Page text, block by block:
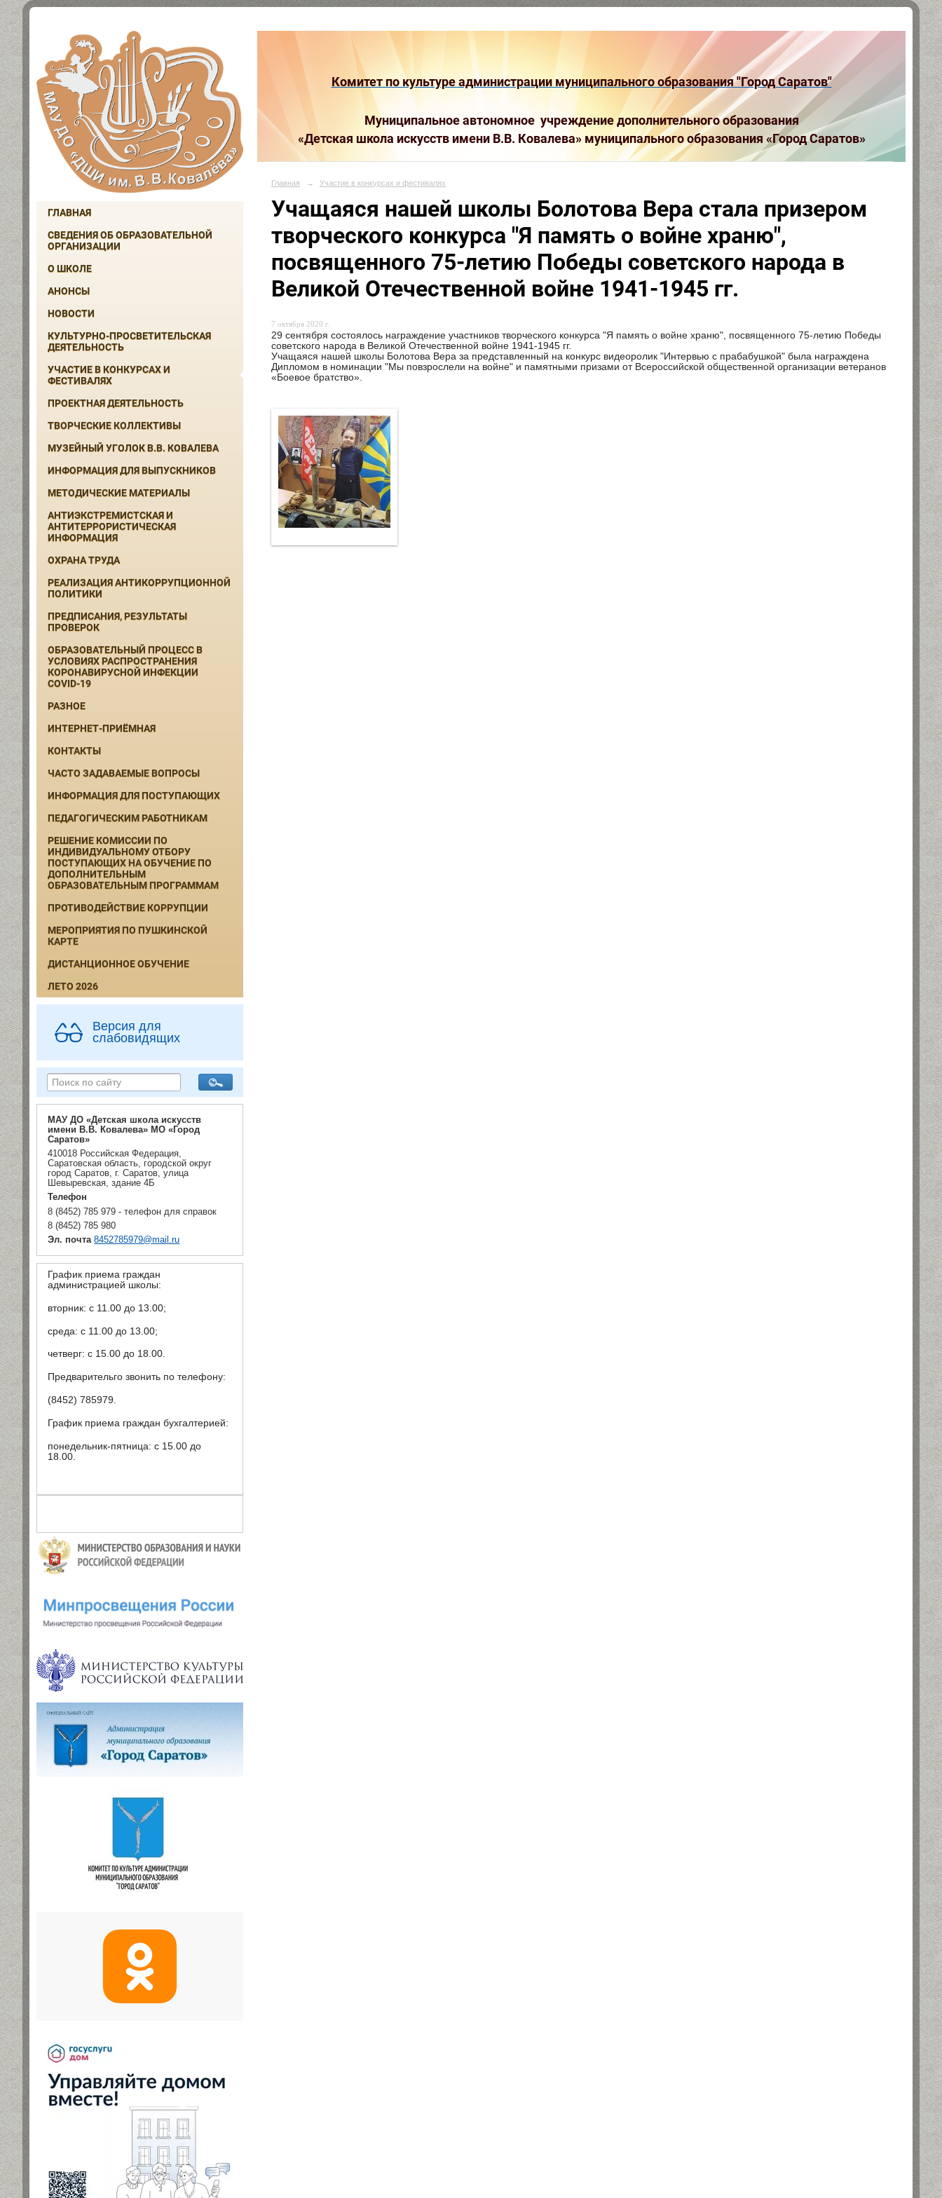
ГЛАВНАЯ
СВЕДЕНИЯ ОБ ОБРАЗОВАТЕЛЬНОЙ
ОРГАНИЗАЦИИ
О ШКОЛЕ
АНОНСЫ
НОВОСТИ
КУЛЬТУРНО-ПРОСВЕТИТЕЛЬСКАЯ
ДЕЯТЕЛЬНОСТЬ
УЧАСТИЕ В КОНКУРСАХ И
ФЕСТИВАЛЯХ
ПРОЕКТНАЯ ДЕЯТЕЛЬНОСТЬ
ТВОРЧЕСКИЕ КОЛЛЕКТИВЫ
МУЗЕЙНЫЙ УГОЛОК В.В. КОВАЛЕВА
ИНФОРМАЦИЯ ДЛЯ ВЫПУСКНИКОВ
МЕТОДИЧЕСКИЕ МАТЕРИАЛЫ
АНТИЭКСТРЕМИСТСКАЯ И
АНТИТЕРРОРИСТИЧЕСКАЯ
ИНФОРМАЦИЯ
ОХРАНА ТРУДА
РЕАЛИЗАЦИЯ АНТИКОРРУПЦИОННОЙ
ПОЛИТИКИ
ПРЕДПИСАНИЯ, РЕЗУЛЬТАТЫ
ПРОВЕРОК
ОБРАЗОВАТЕЛЬНЫЙ ПРОЦЕСС В
УСЛОВИЯХ РАСПРОСТРАНЕНИЯ
КОРОНАВИРУСНОЙ ИНФЕКЦИИ
COVID-19
РАЗНОЕ
ИНТЕРНЕТ-ПРИЁМНАЯ
КОНТАКТЫ
ЧАСТО ЗАДАВАЕМЫЕ ВОПРОСЫ
ИНФОРМАЦИЯ ДЛЯ ПОСТУПАЮЩИХ
ПЕДАГОГИЧЕСКИМ РАБОТНИКАМ
РЕШЕНИЕ КОМИССИИ ПО
ИНДИВИДУАЛЬНОМУ ОТБОРУ
ПОСТУПАЮЩИХ НА ОБУЧЕНИЕ ПО
ДОПОЛНИТЕЛЬНЫМ
ОБРАЗОВАТЕЛЬНЫМ ПРОГРАММАМ
ПРОТИВОДЕЙСТВИЕ КОРРУПЦИИ
МЕРОПРИЯТИЯ ПО ПУШКИНСКОЙ
КАРТЕ
ДИСТАНЦИОННОЕ ОБУЧЕНИЕ
ЛЕТО 2026
Версия для
слабовидящих
МАУ ДО «Детская школа искусств
имени В.В. Ковалева» МО «Город
Саратов»
410018 Российская Федерация,
Саратовская область, городской округ
город Саратов, г. Саратов, улица
Шевыревская, здание 4Б
Телефон
8 (8452) 785 979 - телефон для справок
8 (8452) 785 980
Эл. почта 8452785979@mail.ru
График приема граждан
администрацией школы:
вторник: с 11.00 до 13.00;
среда: с 11.00 до 13.00;
четверг: с 15.00 до 18.00.
Предварительго звонить по телефону:
(8452) 785979.
График приема граждан бухгалтерией:
понедельник-пятница: с 15.00 до
18.00.
Комитет по культуре администрации муниципального образования "Город Саратов"
Муниципальное автономное учреждение дополнительного образования
«Детская школа искусств имени В.В. Ковалева» муниципального образования «Город Саратов»
Главная → Участие в конкурсах и фестивалях
Учащаяся нашей школы Болотова Вера стала призером
творческого конкурса "Я память о войне храню",
посвященного 75-летию Победы советского народа в
Великой Отечественной войне 1941-1945 гг.
7 октября 2020 г.
29 сентября состоялось награждение участников творческого конкурса "Я память о войне храню", посвященного 75-летию Победы
советского народа в Великой Отечественной войне 1941-1945 гг.
Учащаяся нашей школы Болотова Вера за представленный на конкурс видеоролик "Интервью с прабабушкой" была награждена
Дипломом в номинации "Мы повзрослели на войне" и памятными призами от Всероссийской общественной организации ветеранов
«Боевое братство».